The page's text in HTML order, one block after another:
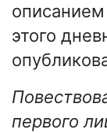
этого
первого